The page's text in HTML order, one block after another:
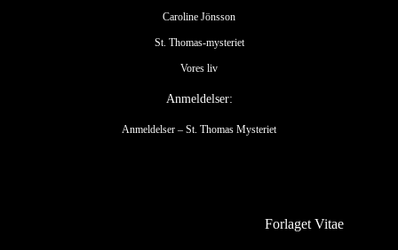
Caroline Jönsson
St. Thomas-mysteriet
Vores liv
Anmeldelser:
Anmeldelser – St. Thomas Mysteriet
Forlaget Vitae